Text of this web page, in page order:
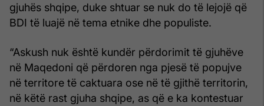
gjuhës shqipe, duke shtuar se nuk do të lejojë që
BDI të luajë në tema etnike dhe populiste.
“Askush nuk është kundër përdorimit të gjuhëve
në Maqedoni që përdoren nga pjesë të popujve
në territore të caktuara ose në të gjithë territorin,
në këtë rast gjuha shqipe, as që e ka kontestuar